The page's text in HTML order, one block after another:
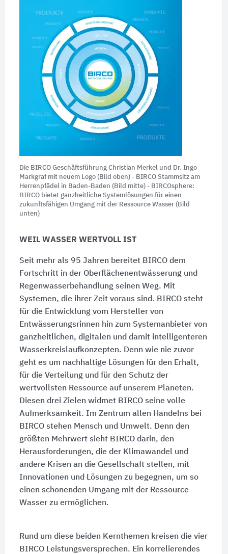
Die BIRCO Geschäftsführung Christian Merkel und Dr. Ingo
Markgraf mit neuem Logo (Bild oben) - BIRCO Stammsitz am
Herrenpfädel in Baden-Baden (Bild mitte) - BIRCOsphere:
BIRCO bietet ganzheitliche Systemlösungen für einen
zukunftsfähigen Umgang mit der Ressource Wasser (Bild
unten)
WEIL WASSER WERTVOLL IST
Seit mehr als 95 Jahren bereitet BIRCO dem
Fortschritt in der Oberflächenentwässerung und
Regenwasserbehandlung seinen Weg. Mit
Systemen, die ihrer Zeit voraus sind. BIRCO steht
für die Entwicklung vom Hersteller von
Entwässerungsrinnen hin zum Systemanbieter von
ganzheitlichen, digitalen und damit intelligenteren
Wasserkreislaufkonzepten. Denn wie nie zuvor
geht es um nachhaltige Lösungen für den Erhalt,
für die Verteilung und für den Schutz der
wertvollsten Ressource auf unserem Planeten.
Diesen drei Zielen widmet BIRCO seine volle
Aufmerksamkeit. Im Zentrum allen Handelns bei
BIRCO stehen Mensch und Umwelt. Denn den
größten Mehrwert sieht BIRCO darin, den
Herausforderungen, die der Klimawandel und
andere Krisen an die Gesellschaft stellen, mit
Innovationen und Lösungen zu begegnen, um so
einen schonenden Umgang mit der Ressource
Wasser zu ermöglichen.
Rund um diese beiden Kernthemen kreisen die vier
BIRCO Leistungsversprechen. Ein korrelierendes